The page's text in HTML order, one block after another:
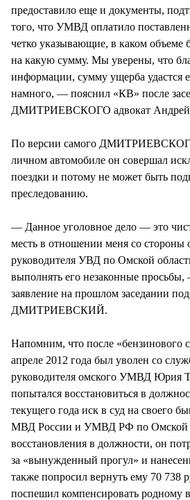
предоставило еще и документы,
того, что УМВД оплатило
четко указывающие, в каком объеме
на какую сумму. Мы уверены, что
информации, сумму ущерба удастся
намного, — пояснил «КВ» после
ДМИТРИЕВСКОГО адвокат
По версии самого
личном автомобиле он совершал
поездки и потому не может быть
преследованию.
— Данное уголовное дело — это
месть в отношении меня со стороны
руководителя УВД по Омской
выполнять его незаконные
заявление на прошлом заседании
ДМИТРИЕВСКИЙ.
Напомним, что после «бензинового
апреле 2012 года был уволен со
руководителя омского УМВД
попытался восстановиться в
текущего года иск в суд на своего
МВД России и УМВД РФ по Омской
восстановления в должности, он
за «вынужденный прогул» и
также попросил вернуть ему 70 738
поспешил компенсировать родному